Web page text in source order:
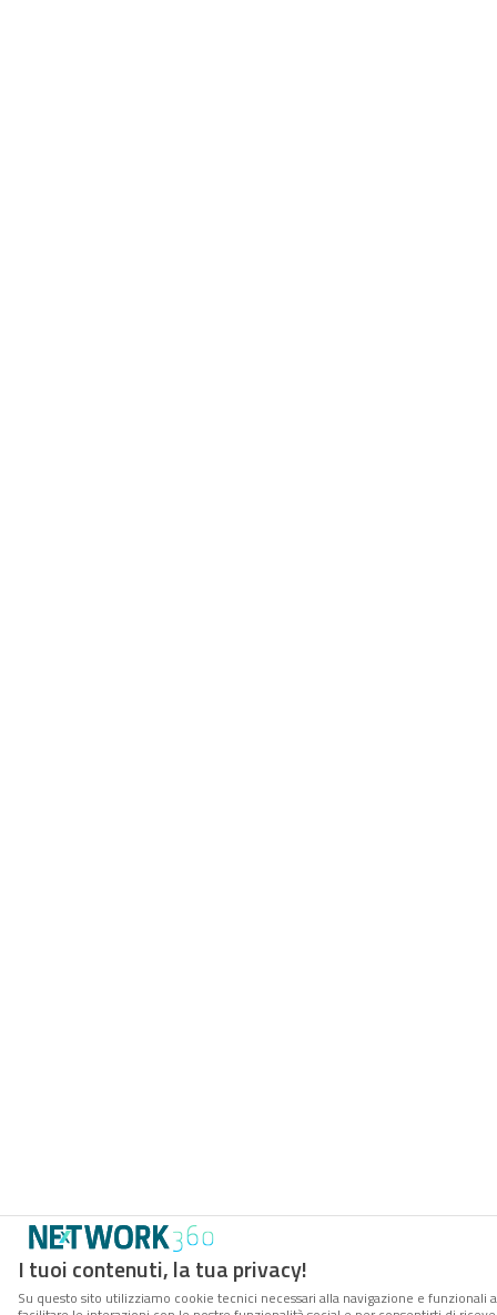
I tuoi contenuti, la tua privacy!
Su questo sito utilizziamo cookie tecnici necessari alla navigazione e